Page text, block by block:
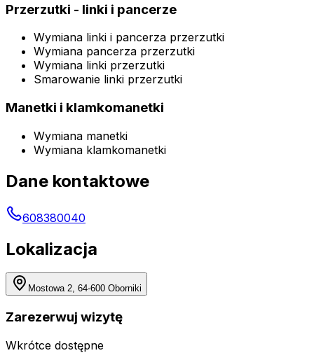
Przerzutki - linki i pancerze
Wymiana linki i pancerza przerzutki
Wymiana pancerza przerzutki
Wymiana linki przerzutki
Smarowanie linki przerzutki
Manetki i klamkomanetki
Wymiana manetki
Wymiana klamkomanetki
Dane kontaktowe
608380040
Lokalizacja
Mostowa 2, 64-600 Oborniki
Zarezerwuj wizytę
Wkrótce dostępne